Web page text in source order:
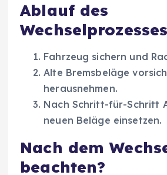
Ablauf des
Wechselprozesses
Fahrzeug sichern und
Alte Bremsbeläge
herausnehmen.
Nach Schritt-für-Schritt
neuen Beläge einsetzen.
Nach dem
beachten?